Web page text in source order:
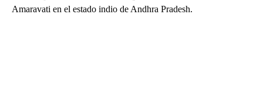
Amaravati en el estado indio de Andhra Pradesh.